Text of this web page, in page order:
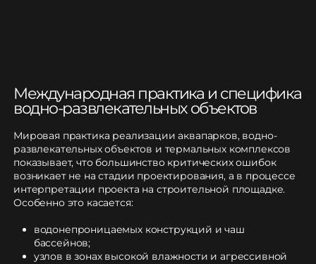
Международная практика и специфика
водно-развлекательных объектов
Мировая практика реализации аквапарков, водно-
развлекательных объектов и термальных комплексов
показывает, что большинство критических ошибок
возникает не на стадии проектирования, а в процессе
интерпретации проекта на строительной площадке.
Особенно это касается:
водонепроницаемых конструкций и чаш
бассейнов;
узлов в зонах высокой влажности и агрессивной